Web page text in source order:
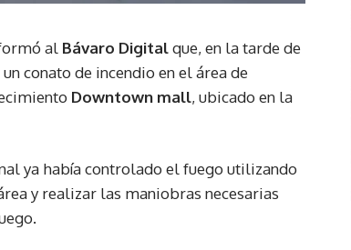
al Bávaro Digitalque, en la tarde de
conato de incendio en el área de
Downtown mall, ubicado en la
ya había controlado el fuego utilizando
y realizar las maniobras necesarias